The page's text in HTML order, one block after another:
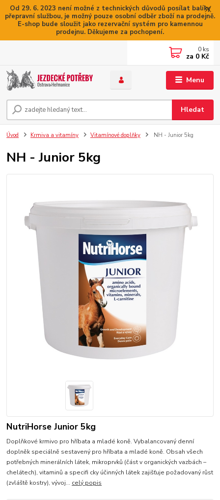
Od 29. 6. 2023 není možné z technických důvodů posílat balíky
přepravní službou, je možný pouze osobní odběr zboží na prodejně.
E-shop bude sloužit jako rezervační systém pro kamennou
prodejnu. Děkujeme za pochopení.
Menu
Hledat
0 ks
za 0 Kč
Úvod Krmiva a vitamíny Vitamínové doplňky NH - Junior 5kg
NH - Junior 5kg
NutriHorse Junior 5kg
Doplňkové krmivo pro hříbata a mladé koně. Vybalancovaný denní
doplněk speciálně sestavený pro hříbata a mladé koně. Obsah všech
potřebných minerálních látek, mikroprvků (část v organických vazbách –
chelátech), vitaminů a specifi cky účinných látek zajišťuje požadovaný růst
(zvláště kostry), vývoj... celý popis